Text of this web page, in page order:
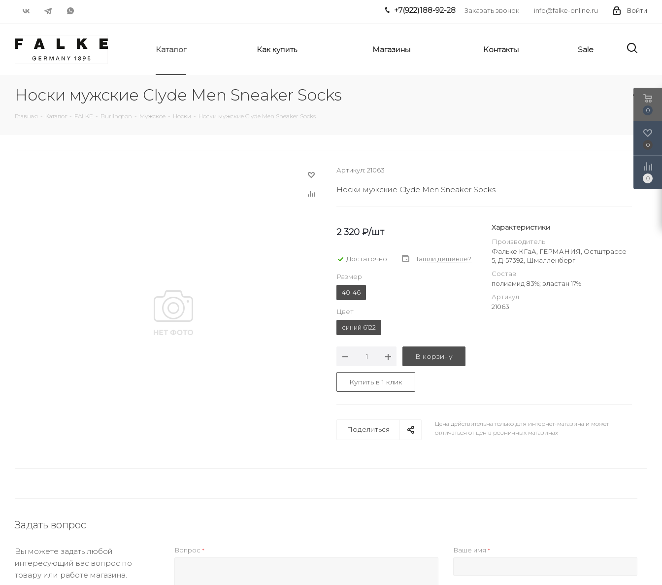
Войти
info@falke-online.ru
+7(922)188-92-28 Заказать звонок
Каталог Как купить Магазины Контакты Sale
Носки мужские Clyde Men Sneaker Socks
Главная - Каталог - FALKE - Burlington - Мужское - Носки - Носки мужские Clyde Men Sneaker Socks
Артикул: 21063
Носки мужские Clyde Men Sneaker Socks
2 320 ₽/шт
Достаточно Нашли дешевле?
Размер
40-46
Цвет
синий 6122
В корзину
Купить в 1 клик
Характеристики
Производитель
Фальке КГаА, ГЕРМАНИЯ, Остштрассе
5, Д-57392, Шмалленберг
Состав
полиамид 83%; эластан 17%
Артикул
21063
Поделиться
Цена действительна только для интернет-магазина и может
отличаться от цен в розничных магазинах
Задать вопрос
Вы можете задать любой
интересующий вас вопрос по
товару или работе магазина.
Вопрос * Ваше имя *
0
0
0